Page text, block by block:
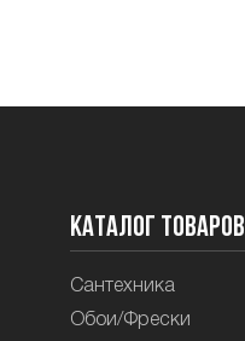
Каталог товаров
Сантехника
Обои/Фрески